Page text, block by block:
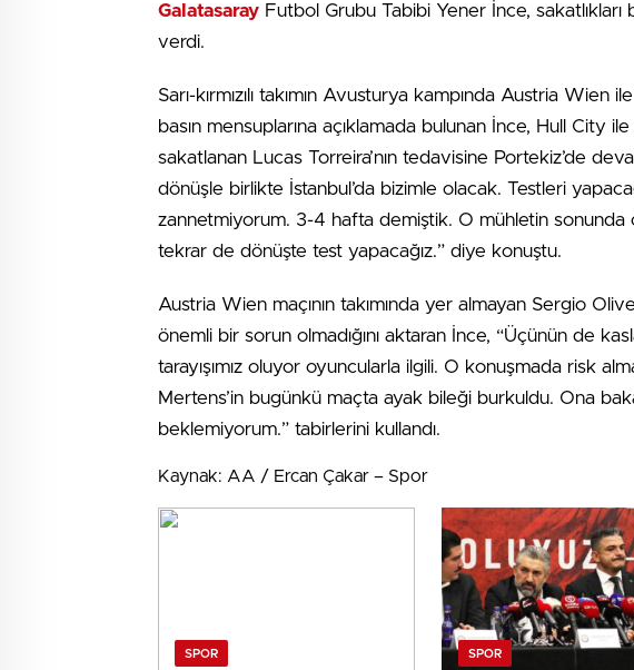
Galatasaray Futbol Grubu Tabibi Yener İnce, sakatlıkları
verdi.
Sarı-kırmızılı takımın Avusturya kampında Austria Wien
basın mensuplarına açıklamada bulunan İnce, Hull City
sakatlanan Lucas Torreira’nın tedavisine Portekiz’de
dönüşle birlikte İstanbul’da bizimle olacak. Testleri
zannetmiyorum. 3-4 hafta demiştik. O mühletin sonunda
tekrar de dönüşte test yapacağız.” diye konuştu.
Austria Wien maçının takımında yer almayan Sergio
önemli bir sorun olmadığını aktaran İnce, “Üçünün de
tarayışımız oluyor oyuncularla ilgili. O konuşmada risk
Mertens’in bugünkü maçta ayak bileği burkuldu. Ona
beklemiyorum.” tabirlerini kullandı.
Kaynak: AA / Ercan Çakar – Spor
SPOR SPOR